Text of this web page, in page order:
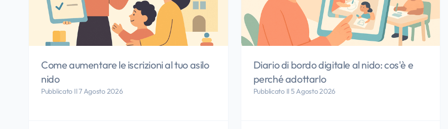
Come aumentare le iscrizioni al tuo asilo
nido
Pubblicato Il 7 Agosto 2026
Diario di bordo digitale al nido: cos'è e
perché adottarlo
Pubblicato Il 5 Agosto 2026